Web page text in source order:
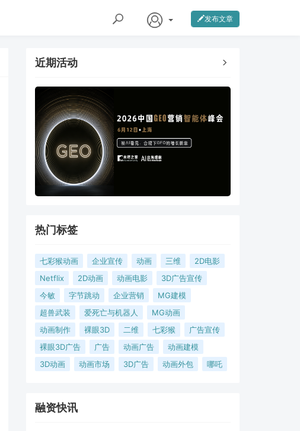
发布文章
近期活动
热门标签
七彩猴动画 企业宣传 动画 三维
2D电影
Netflix
2D动画 动画电影
3D广告宣传
今敏
字节跳动 企业营销
MG建模
超兽武装
爱死亡与机器人
MG动画
动画制作
裸眼3D 二维 七彩猴
广告宣传
裸眼3D广告
广告 动画广告
动画建模
3D动画
动画市场 3D广告 动画外包 哪吒
融资快讯